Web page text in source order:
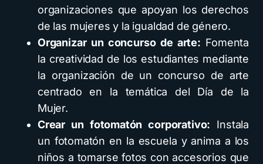
organizaciones que apoyan los derechos
de las mujeres y la igualdad de género.
Organizar un concurso de arte: Fomenta
la creatividad de los estudiantes mediante
la organización de un concurso de arte
centrado en la temática del Día de la
Mujer.
Crear un fotomatón corporativo: Instala
un fotomatón en la escuela y anima a los
niños a tomarse fotos con accesorios que